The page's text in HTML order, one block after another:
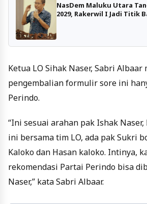
NasDem Maluku Utara
2029, Rakerwil I Jadi Titik
Ketua LO Sihak Naser, Sabri Albaar
pengembalian formulir sore ini
Perindo.
“Ini sesuai arahan pak Ishak
ini bersama tim LO, ada pak Sukri
Kaloko dan Hasan kaloko. Intinya,
rekomendasi Partai Perindo bisa
Naser,” kata Sabri Albaar.